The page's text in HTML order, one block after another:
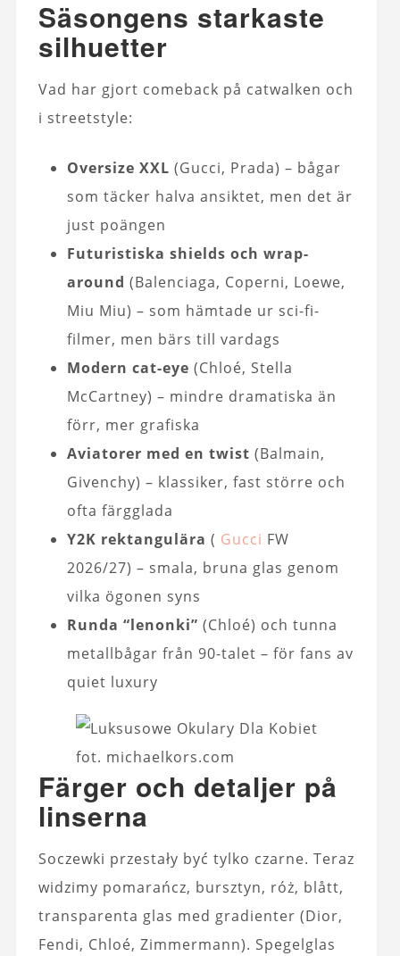
Säsongens starkaste
silhuetter
Vad har gjort comeback på catwalken och
i streetstyle:
Oversize XXL (Gucci, Prada) – bågar
som täcker halva ansiktet, men det är
just poängen
Futuristiska shields och wrap-
around (Balenciaga, Coperni, Loewe,
Miu Miu) – som hämtade ur sci-fi-
filmer, men bärs till vardags
Modern cat-eye (Chloé, Stella
McCartney) – mindre dramatiska än
förr, mer grafiska
Aviatorer med en twist (Balmain,
Givenchy) – klassiker, fast större och
ofta färgglada
Y2K rektangulära ( Gucci FW
2026/27) – smala, bruna glas genom
vilka ögonen syns
Runda “lenonki” (Chloé) och tunna
metallbågar från 90-talet – för fans av
quiet luxury
fot. michaelkors.com
Färger och detaljer på
linserna
Soczewki przestały być tylko czarne. Teraz
widzimy pomarańcz, bursztyn, róż, blått,
transparenta glas med gradienter (Dior,
Fendi, Chloé, Zimmermann). Spegelglas